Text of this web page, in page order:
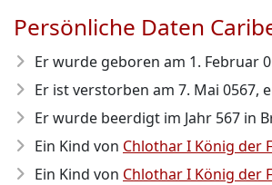
Persönliche Daten
Er wurde geboren am 1. Februar
Er ist verstorben am 7. Mai 0567,
Er wurde beerdigt im Jahr 567 in
Ein Kind von Chlothar I König der
Ein Kind von Chlothar I König der